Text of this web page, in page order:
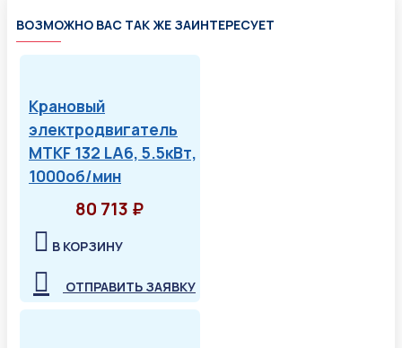
ВОЗМОЖНО ВАС ТАК ЖЕ ЗАИНТЕРЕСУЕТ
Крановый
электродвигатель
MTKF 132 LA6, 5.5кВт,
1000об/мин
80 713 ₽
В КОРЗИНУ
ОТПРАВИТЬ ЗАЯВКУ